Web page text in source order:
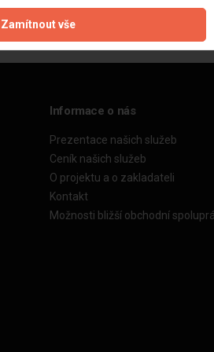
Informace o nás
Prezentace našich služeb
Ceník našich služeb
O projektu a o zakladateli
Kontakt
Možnosti bližší obchodní
Zamítnout vše